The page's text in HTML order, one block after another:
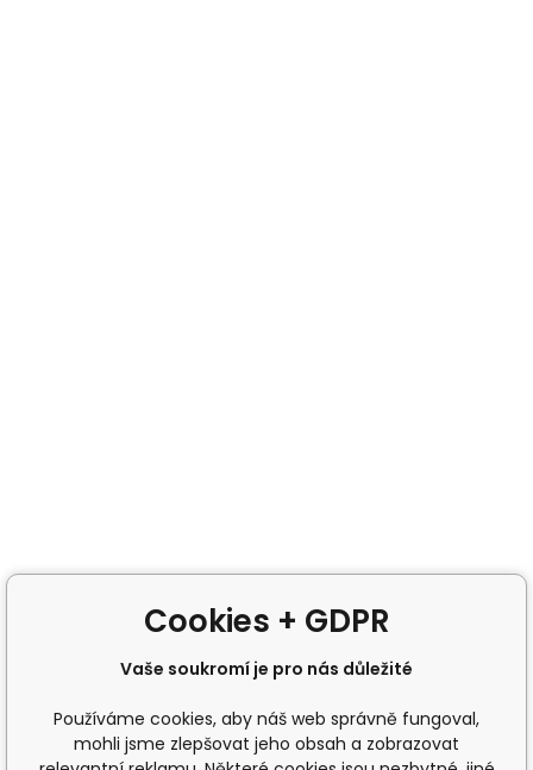
Cookies + GDPR
Vaše soukromí je pro nás důležité
Používáme cookies, aby náš web správně fungoval,
mohli jsme zlepšovat jeho obsah a zobrazovat